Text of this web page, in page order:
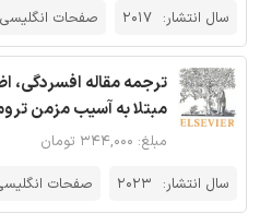
سال انتشار: 2017 صفحات
ترجمه مقاله افسردگی،
مبتلا به آسیب مزمن
مبلغ: ۳۴۴,۰۰۰ تومان
سال انتشار: 2023 صفحات